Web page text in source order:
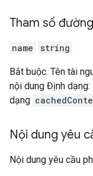
Tham số
name string
Bắt buộc. Tên tài
nội dung Định dạng:
dạng
Nội dung yêu
Nội dung yêu cầu